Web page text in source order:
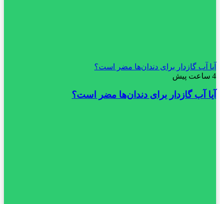
آیا آب گازدار برای دندان‌ها مضر است؟
4 ساعت پیش
آیا آب گازدار برای دندان‌ها مضر است؟